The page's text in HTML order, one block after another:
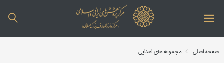
صفحه اصلی مجموعه های اهدایی